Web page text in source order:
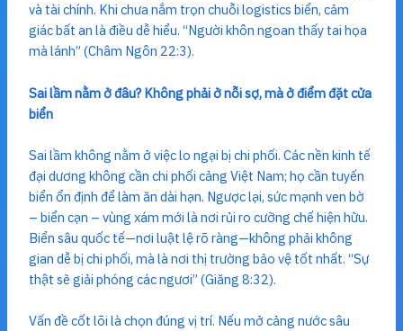
và tài chính. Khi chưa nắm trọn chuỗi logistics biển, cảm
giác bất an là điều dễ hiểu. “Người khôn ngoan thấy tai họa
mà lánh” (Châm Ngôn 22:3).
Sai lầm nằm ở đâu? Không phải ở nỗi sợ, mà ở điểm đặt cửa
biển
Sai lầm không nằm ở việc lo ngại bị chi phối. Các nền kinh tế
đại dương không cần chi phối cảng Việt Nam; họ cần tuyến
biển ổn định để làm ăn dài hạn. Ngược lại, sức mạnh ven bờ
– biển cạn – vùng xám mới là nơi rủi ro cưỡng chế hiện hữu.
Biển sâu quốc tế—nơi luật lệ rõ ràng—không phải không
gian dễ bị chi phối, mà là nơi thị trường bảo vệ tốt nhất. “Sự
thật sẽ giải phóng các ngươi” (Giăng 8:32).
Vấn đề cốt lõi là chọn đúng vị trí. Nếu mở cảng nước sâu